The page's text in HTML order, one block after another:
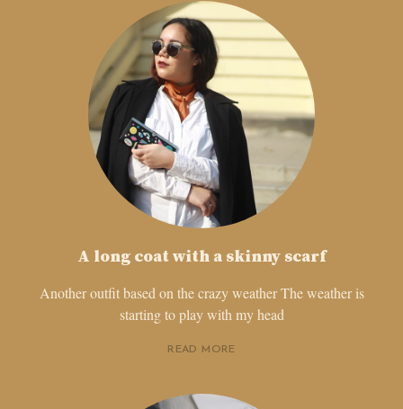
A long coat with a skinny scarf
Another outfit based on the crazy weather The weather is
starting to play with my head
READ MORE